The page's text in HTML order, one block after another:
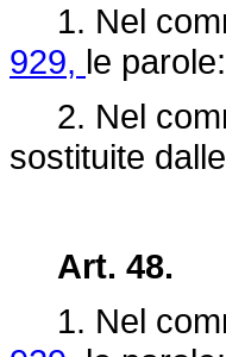
1. Nel
929, le
2. Nel
sostituite
Art. 48.
1. Nel